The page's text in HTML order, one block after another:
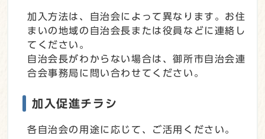
加入方法は、自治会によって異なります。お住
まいの地域の自治会長または役員などに連絡し
てください。
自治会長がわからない場合は、御所市自治会連
合会事務局に問い合わせてください。
加入促進チラシ
各自治会の用途に応じて、ご活用ください。